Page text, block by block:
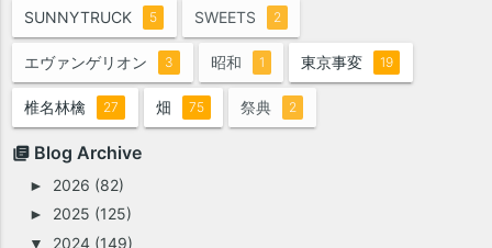
SUNNYTRUCK 5 SWEETS 2
エヴァンゲリオン 3 昭和 1 東京事変 19
椎名林檎 27 畑 75 祭典 2
Blog Archive
► 2026 (82)
► 2025 (125)
▼ 2024 (149)